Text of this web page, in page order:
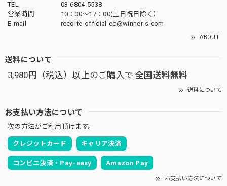
TEL
03-6804-5538
営業時間
10：00〜17：00(土日祝日除く）
E-mail
recolte-official-ec@winner-s.com
ABOUT
送料について
3,980円（税込）以上のご購入で 全国送料無料
送料について
お支払い方法について
次の方法がご利用頂けます。
クレジットカード キャリア決済
コンビニ決済・Pay-easy Amazon Pay
お支払い方法について